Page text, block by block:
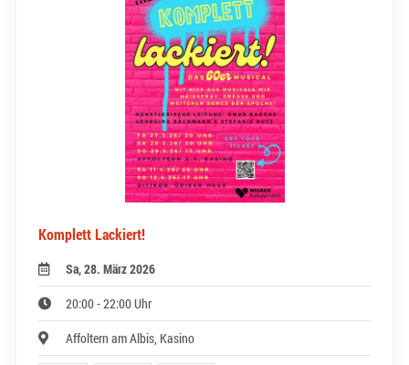
Komplett Lackiert!
Sa, 28. März 2026
20:00 - 22:00 Uhr
Affoltern am Albis, Kasino